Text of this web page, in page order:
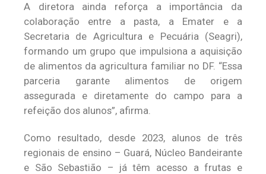
A diretora ainda reforça a importância da
colaboração entre a pasta, a Emater e a
Secretaria de Agricultura e Pecuária (Seagri),
formando um grupo que impulsiona a aquisição
de alimentos da agricultura familiar no DF. “Essa
parceria garante alimentos de origem
assegurada e diretamente do campo para a
refeição dos alunos”, afirma.
Como resultado, desde 2023, alunos de três
regionais de ensino – Guará, Núcleo Bandeirante
e São Sebastião – já têm acesso a frutas e